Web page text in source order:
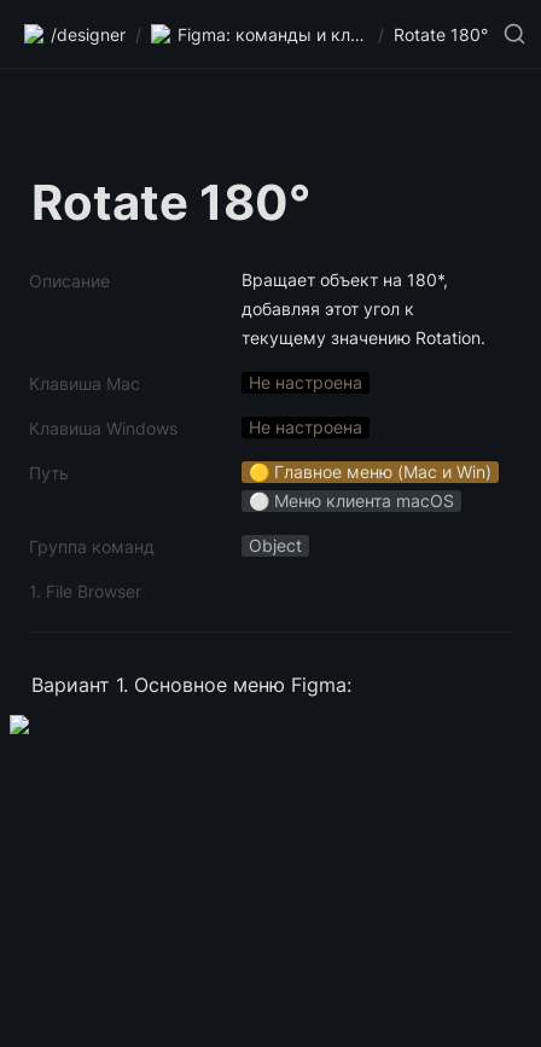
/designer / Figma: команды и клавиши / Rotate 180°
Rotate 180°
Описание
Вращает объект на 180*,
добавляя этот угол к
текущему значению Rotation.
Клавиша Mac Не настроена
Клавиша Windows Не настроена
Путь
🟡 Главное меню (Mac и Win)
⚪️ Меню клиента macOS
Группа команд Object
1. File Browser
Вариант 1. Основное меню Figma: